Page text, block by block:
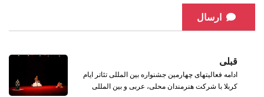
ارسال
قبلی
ادامه فعاليتهای چهارمین جشنواره بین المللی تئاتر ایام
کربلا با شرکت هنرمندان محلی، عربی و بین المللی